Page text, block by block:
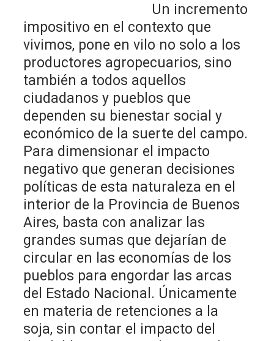
Un incremento
impositivo en el contexto que
vivimos, pone en vilo no solo a los
productores agropecuarios, sino
también a todos aquellos
ciudadanos y pueblos que
dependen su bienestar social y
económico de la suerte del campo.
Para dimensionar el impacto
negativo que generan decisiones
políticas de esta naturaleza en el
interior de la Provincia de Buenos
Aires, basta con analizar las
grandes sumas que dejarían de
circular en las economías de los
pueblos para engordar las arcas
del Estado Nacional. Únicamente
en materia de retenciones a la
soja, sin contar el impacto del